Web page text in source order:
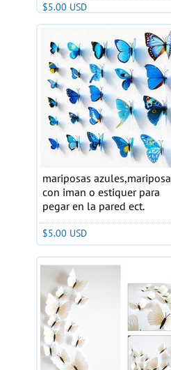
$5.00 USD
mariposas azules,mariposa
con iman o estiquer para
pegar en la pared ect.
$5.00 USD